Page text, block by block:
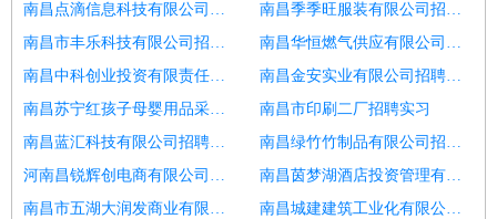
南昌点滴信息科技有限公司招聘CT医生
南昌季季旺服装有限公司招聘中医医生
南昌市丰乐科技有限公司招聘正畸医生
南昌华恒燃气供应有限公司招聘口腔科医师
南昌中科创业投资有限责任公司招聘口腔医生
南昌金安实业有限公司招聘执业医师
南昌苏宁红孩子母婴用品采购中心有限公司招聘牙知道口腔连锁招聘修复医生
南昌市印刷二厂招聘实习
南昌蓝汇科技有限公司招聘口腔医生
南昌绿竹竹制品有限公司招聘口腔医生
河南昌锐辉创电商有限公司招聘高薪超声医生
南昌茵梦湖酒店投资管理有限公司招聘彩超医生
南昌市五湖大润发商业有限公司招聘口腔医生
南昌城建建筑工业化有限公司招聘口腔医生